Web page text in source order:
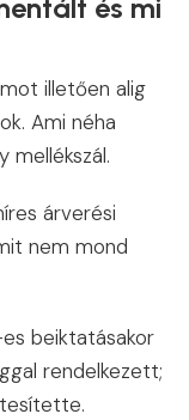
és mi
illetően alig
Ami néha
mellékszál.
árverési
nem mond
beiktatásakor
rendelkezett;